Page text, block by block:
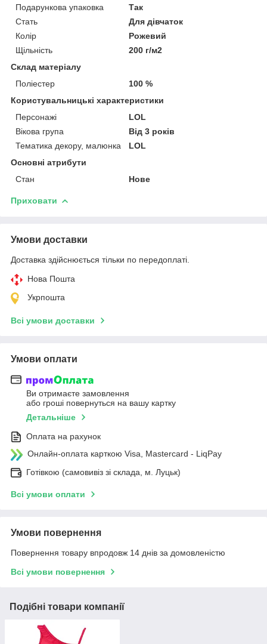
Подарункова упаковка
Так
Стать
Для дівчаток
Колір
Рожевий
Щільність
200 г/м2
Склад матеріалу
Поліестер
100 %
Користувальницькі характеристики
Персонажі
LOL
Вікова група
Від 3 років
Тематика декору, малюнка
LOL
Основні атрибути
Стан
Нове
Приховати
Умови доставки
Доставка здійснюється тільки по передоплаті.
Нова Пошта
Укрпошта
Всі умови доставки
Умови оплати
Ви отримаєте замовлення
або гроші повернуться на вашу картку
Детальніше
Оплата на рахунок
Онлайн-оплата карткою Visa, Mastercard - LiqPay
Готівкою (самовивіз зі склада, м. Луцьк)
Всі умови оплати
Умови повернення
Повернення товару впродовж 14 днів за домовленістю
Всі умови повернення
Подібні товари компанії